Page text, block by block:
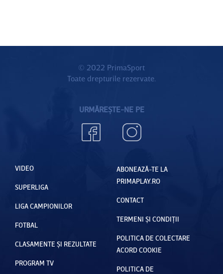
© 2022 PrimaSport
Toate drepturile rezervate.
URMĂREȘTE-NE PE
VIDEO
SUPERLIGA
LIGA CAMPIONILOR
FOTBAL
CLASAMENTE ȘI REZULTATE
PROGRAM TV
ABONEAZĂ-TE LA
PRIMAPLAY.RO
CONTACT
TERMENI ȘI CONDIȚII
POLITICA DE COLECTARE
ACORD COOKIE
POLITICA DE